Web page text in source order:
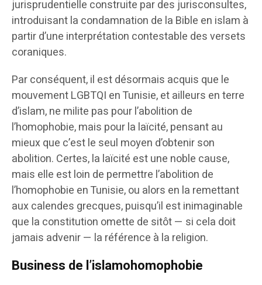
jurisprudentielle construite par des jurisconsultes,
introduisant la condamnation de la Bible en islam à
partir d’une interprétation contestable des versets
coraniques.
Par conséquent, il est désormais acquis que le
mouvement LGBTQI en Tunisie, et ailleurs en terre
d’islam, ne milite pas pour l’abolition de
l’homophobie, mais pour la laïcité, pensant au
mieux que c’est le seul moyen d’obtenir son
abolition. Certes, la laïcité est une noble cause,
mais elle est loin de permettre l’abolition de
l’homophobie en Tunisie, ou alors en la remettant
aux calendes grecques, puisqu’il est inimaginable
que la constitution omette de sitôt — si cela doit
jamais advenir — la référence à la religion.
Business de l’islamohomophobie